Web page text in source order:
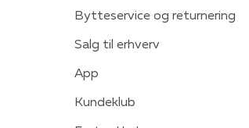
Bytteservice og returnering
Salg til erhverv
App
Kundeklub